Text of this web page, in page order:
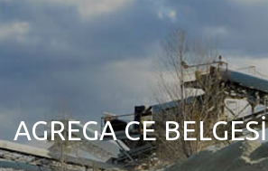
AGREGA CE BELGESI